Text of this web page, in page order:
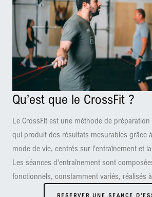
Qu’est que le CrossFit ?
Le CrossFit est une méthode de
qui produit des résultats mesurables grâce
mode de vie, centrés sur l’entraînement et
Les séances d’entraînement sont
fonctionnels, constamment variés, réalisés
RESERVER UNE SEANCE